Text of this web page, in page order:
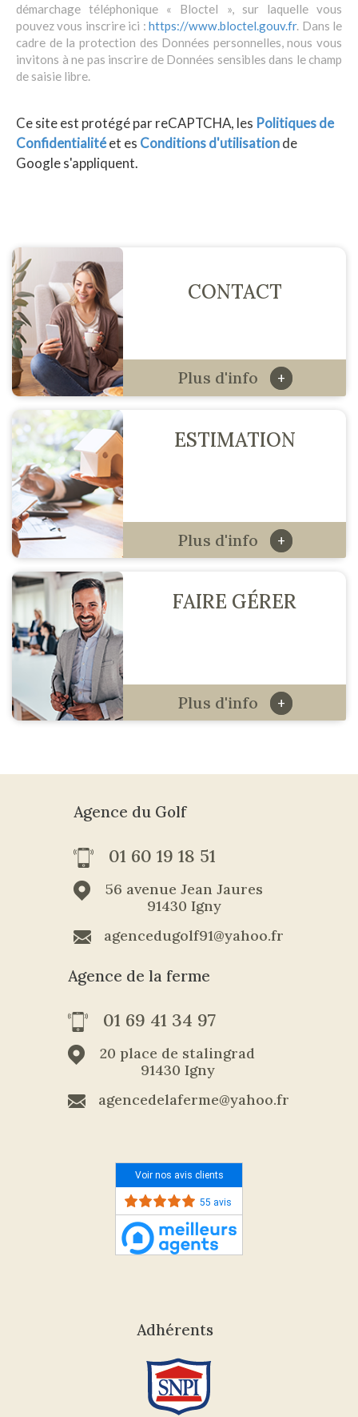
démarchage téléphonique « Bloctel », sur laquelle vous
pouvez vous inscrire ici :https://www.bloctel.gouv.fr. Dans le
cadre de la protection des Données personnelles, nous vous
invitons à ne pas inscrire de Données sensibles dans le champ
de saisie libre.
Ce site est protégé par reCAPTCHA, les Politiques de
Confidentialitéet es Conditions d'utilisationde
Google s'appliquent.
CONTACT
Plus d'info +
ESTIMATION
Plus d'info +
FAIRE GÉRER
Plus d'info +
Agence du Golf
01 60 19 18 51
56 avenue Jean Jaures
91430 Igny
agencedugolf91@yahoo.fr
Agence de la ferme
01 69 41 34 97
20 place de stalingrad
91430 Igny
agencedelaferme@yahoo.fr
Voir nos avis clients
55 avis
Adhérents